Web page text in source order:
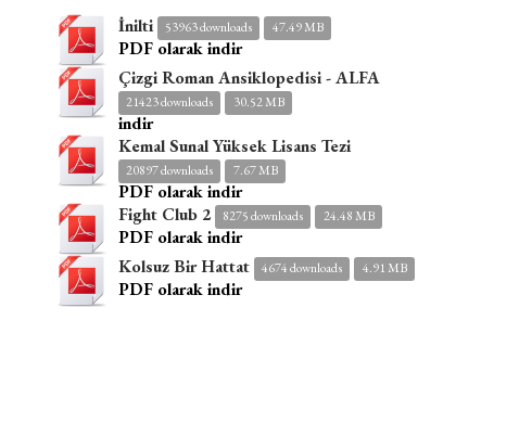
İnilti 53963 downloads 47.49 MB
PDF olarak indir
Çizgi Roman Ansiklopedisi - ALFA
21423 downloads 30.52 MB
indir
Kemal Sunal Yüksek Lisans Tezi
20897 downloads 7.67 MB
PDF olarak indir
Fight Club 2
8275 downloads 24.48 MB
PDF olarak indir
Kolsuz Bir Hattat
4674 downloads 4.91 MB
PDF olarak indir